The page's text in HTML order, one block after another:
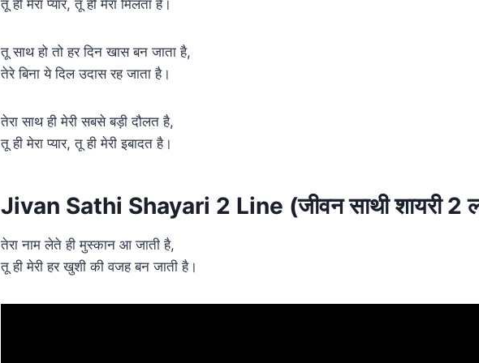
तू ही मेरा प्यार, तू ही मेरा मिलता है।
तू साथ हो तो हर दिन खास बन जाता है,
तेरे बिना ये दिल उदास रह जाता है।
तेरा साथ ही मेरी सबसे बड़ी दौलत है,
तू ही मेरा प्यार, तू ही मेरी इबादत है।
Jivan Sathi Shayari 2 Line (जीवन साथी शायरी 2
तेरा नाम लेते ही मुस्कान आ जाती है,
तू ही मेरी हर खुशी की वजह बन जाती है।